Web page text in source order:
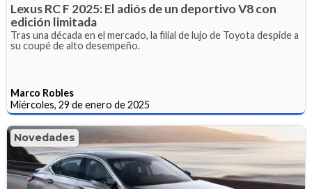
Lexus RC F 2025: El adiós de un deportivo V8 con
edición limitada
Tras una década en el mercado, la filial de lujo de Toyota despide a
su coupé de alto desempeño.
Marco Robles
Miércoles, 29 de enero de 2025
Novedades